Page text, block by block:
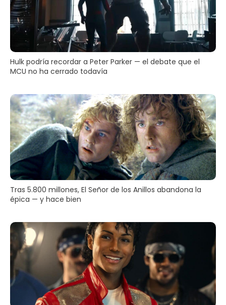
Hulk podría recordar a Peter Parker — el debate que el
MCU no ha cerrado todavía
Tras 5.800 millones, El Señor de los Anillos abandona la
épica — y hace bien